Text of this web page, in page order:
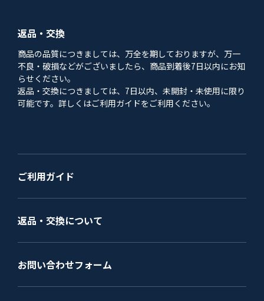
返品・交換
商品の品質につきましては、万全を期しておりますが、万一
不良・破損などがございましたら、商品到着後7日以内にお知
らせください。
返品・交換につきましては、7日以内、未開封・未使用に限り
可能です。詳しくはご利用ガイドをご利用ください。
ご利用ガイド
返品・交換について
お問い合わせフォーム